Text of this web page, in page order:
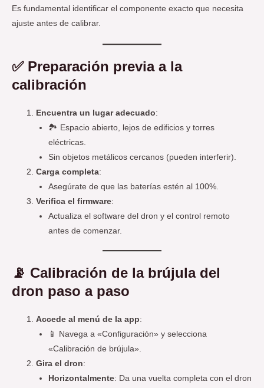
Es fundamental identificar el componente exacto que necesita
ajuste antes de calibrar.
✅ Preparación previa a la
calibración
Encuentra un lugar adecuado:
🏞️ Espacio abierto, lejos de edificios y torres
eléctricas.
Sin objetos metálicos cercanos (pueden interferir).
Carga completa:
Asegúrate de que las baterías estén al 100%.
Verifica el firmware:
Actualiza el software del dron y el control remoto
antes de comenzar.
📡 Calibración de la brújula del
dron paso a paso
Accede al menú de la app:
📱 Navega a «Configuración» y selecciona
«Calibración de brújula».
Gira el dron:
Horizontalmente: Da una vuelta completa con el dron